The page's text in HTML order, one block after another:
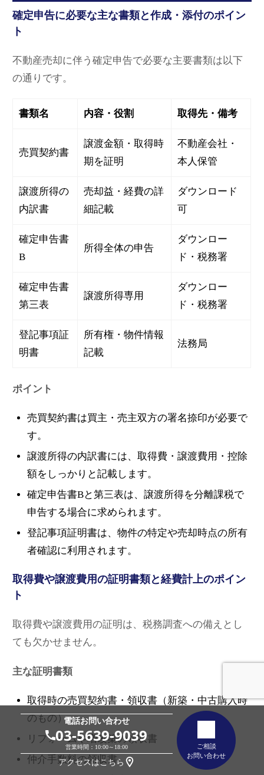
確定申告に必要な主な書類と作成・添付のポイン
ト
不動産売却に伴う確定申告で必要な主要書類は以下
の通りです。
書類名 内容・役割 取得先・備考
売買契約書
譲渡金額・取得時
期を証明
不動産会社・
本人保管
譲渡所得の
内訳書
売却益・経費の詳
細記載
ダウンロード
可
確定申告書
B
所得全体の申告
ダウンロー
ド・税務署
確定申告書
第三表
譲渡所得専用
ダウンロー
ド・税務署
登記事項証
明書
所有権・物件情報
記載
法務局
ポイント
売買契約書は買主・売主双方の署名捺印が必要で
す。
譲渡所得の内訳書には、取得費・譲渡費用・控除
額をしっかりと記載します。
確定申告書Bと第三表は、譲渡所得を分離課税で
申告する場合に求められます。
登記事項証明書は、物件の特定や売却時点の所有
者確認に利用されます。
取得費や譲渡費用の証明書類と経費計上のポイン
ト
取得費や譲渡費用の証明は、税務調査への備えとし
ても欠かせません。
主な証明書類
取得時の売買契約書・領収書（新築・中古購入時
のもの）
リフォームや増改築の領収書
仲介手数料の領収書
電話お問い合わせ
03-5639-9039
営業時間：10:00～18:00
アクセスはこちら
ご相談
お問い合わせ